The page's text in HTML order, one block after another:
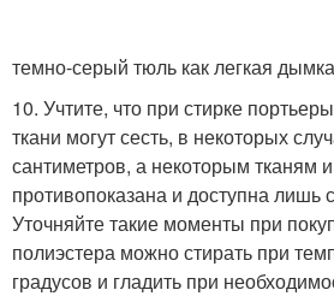
темно-серый тюль как легкая
10. Учтите, что при стирке
ткани могут сесть, в некоторых
сантиметров, а некоторым тканям
противопоказана и доступна лишь
Уточняйте такие моменты при
полиэстера можно стирать при
градусов и гладить при